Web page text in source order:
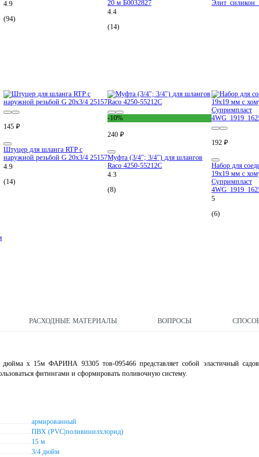
4.9
(94)
20 м Б0032827
4.4
(14)
145 ₽
Штуцер для шланга RTP с
наружной резьбой G 20х3/4 25157
4.9
(14)
-10%
240 ₽
Муфта (3/4"; 3/4") для шлангов
Raco 4250-55212C
4.3
(8)
192 ₽
Набор для
19x19 мм с
Супримпласт
5
(6)
РАСХОДНЫЕ МАТЕРИАЛЫ ВОПРОСЫ
х 15м ФАРИНА 93305 тов-095466 представляет собой эластичный
фитингами и сформировать поливочную систему.
армированный
ПВХ (PVC|поливинилхлорид)
15 м
3/4 дюйм